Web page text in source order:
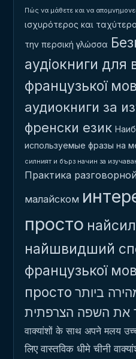
Πώς να μάθετε και να
ισχυρότερος και
την περσική γλώσσα
аудіокниги для
французької
аудиокниги за
френски език
используемые фразы на
силният и бърз начин за
Практика
малайском
просто
найшвидший
французької
просто ביותר
את השפה הצרפתית
वाक्यांशों के साथ अपने मलय
लिए वास्तविक धीमे चीनी